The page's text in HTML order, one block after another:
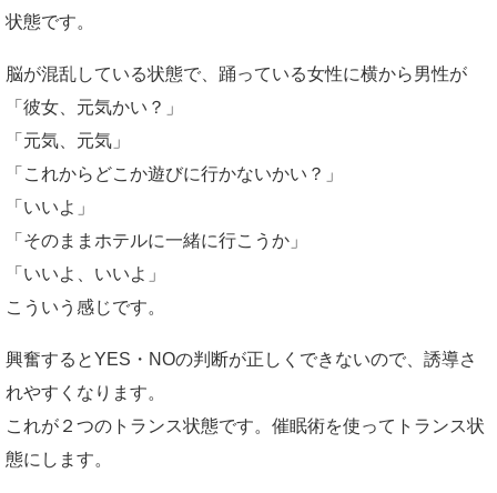
状態です。
脳が混乱している状態で、踊っている女性に横から男性が
「彼女、元気かい？」
「元気、元気」
「これからどこか遊びに行かないかい？」
「いいよ」
「そのままホテルに一緒に行こうか」
「いいよ、いいよ」
こういう感じです。
興奮するとYES・NOの判断が正しくできないので、誘導さ
れやすくなります。
これが２つのトランス状態です。催眠術を使ってトランス状
態にします。